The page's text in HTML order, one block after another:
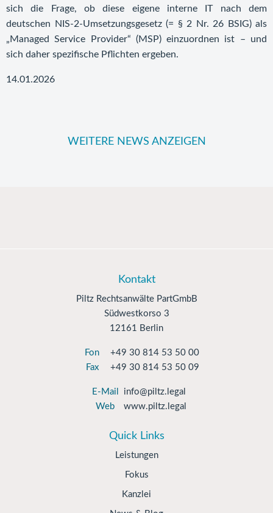
sich die Frage, ob diese eigene interne IT nach dem
deutschen NIS-2-Umsetzungsgesetz (= § 2 Nr. 26 BSIG) als
„Managed Service Provider“ (MSP) einzuordnen ist – und
sich daher spezifische Pflichten ergeben.
14.01.2026
WEITERE NEWS ANZEIGEN
Kontakt
Piltz Rechtsanwälte PartGmbB
Südwestkorso 3
12161 Berlin
Fon
+49 30 814 53 50 00
Fax
+49 30 814 53 50 09
E-Mail
info@piltz.legal
Web
www.piltz.legal
Quick Links
Leistungen
Fokus
Kanzlei